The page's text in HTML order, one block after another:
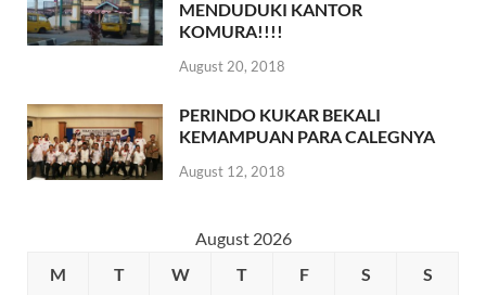
MENDUDUKI KANTOR
KOMURA!!!!
August 20, 2018
PERINDO KUKAR BEKALI
KEMAMPUAN PARA CALEGNYA
August 12, 2018
August 2026
M
T W T F S S